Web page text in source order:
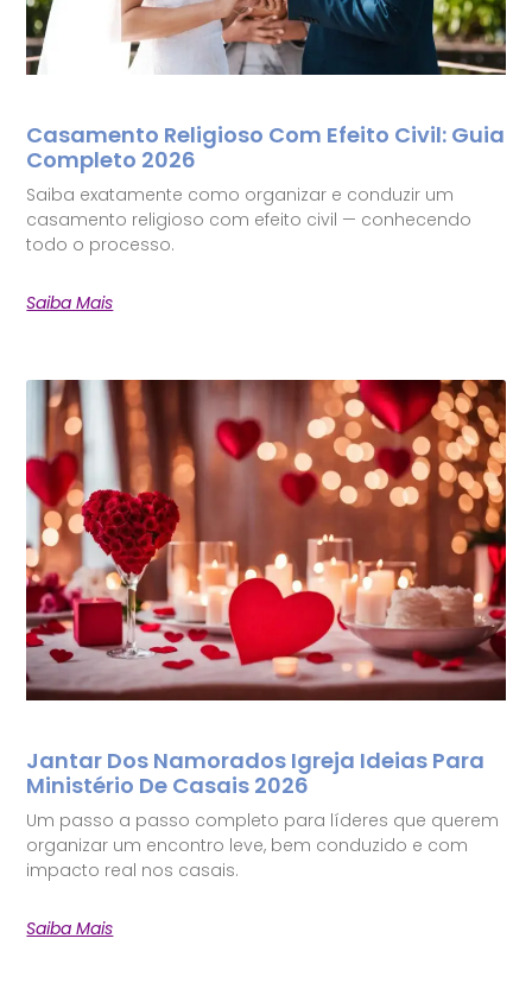
Casamento Religioso Com Efeito Civil: Guia
Completo 2026
Saiba exatamente como organizar e conduzir um
casamento religioso com efeito civil — conhecendo
todo o processo.
Saiba Mais
Jantar Dos Namorados Igreja Ideias Para
Ministério De Casais 2026
Um passo a passo completo para líderes que querem
organizar um encontro leve, bem conduzido e com
impacto real nos casais.
Saiba Mais